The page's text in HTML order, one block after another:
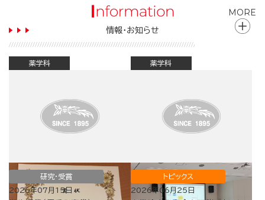
情報・お知らせ
MORE
薬学科
研究・受賞
2026年07月15日
薬学科
トピックス
2026年06月25日